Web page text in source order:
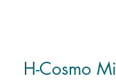
H-Cosmo